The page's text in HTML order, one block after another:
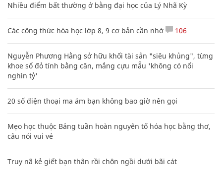
Nhiều điểm bất thường ở bằng đại học của Lý Nhã Kỳ
Các công thức hóa học lớp 8, 9 cơ bản cần nhớ 106
Nguyễn Phương Hằng sở hữu khối tài sản "siêu khủng", từng
khoe sổ đỏ tính bằng cân, mắng cựu mẫu 'không có nổi
nghìn tỷ'
20 số điện thoại ma ám bạn không bao giờ nên gọi
Mẹo học thuộc Bảng tuần hoàn nguyên tố hóa học bằng thơ,
câu nói vui vẻ
Truy nã kẻ giết bạn thân rồi chôn ngồi dưới bãi cát